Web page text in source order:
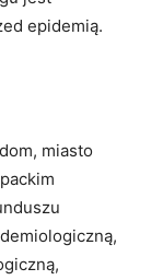
epidemią.
miasto